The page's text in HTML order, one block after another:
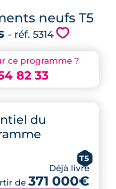
ce programme ?
82 33
du
T5
Déjà livré
de 371 000€
neufs T5
- réf. 5314 💗